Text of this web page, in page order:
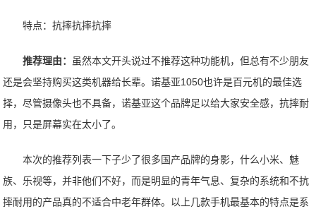
特点：抗摔抗摔抗摔
推荐理由： 虽然本文开头说过不推荐这种功能机，但总有不少朋友
还是会坚持购买这类机器给长辈。诺基亚1050也许是百元机的最佳选
择，尽管摄像头也不具备，诺基亚这个品牌足以给大家安全感，抗摔耐
用，只是屏幕实在太小了。
本次的推荐列表一下子少了很多国产品牌的身影，什么小米、魅
族、乐视等，并非他们不好，而是明显的青年气息、复杂的系统和不抗
摔耐用的产品真的不适合中老年群体。以上几款手机最基本的特点是系